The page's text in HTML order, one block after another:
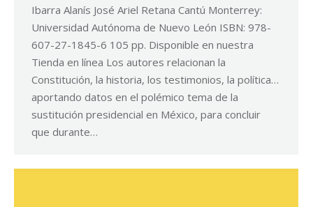
Ibarra Alanís José Ariel Retana Cantú Monterrey:
Universidad Autónoma de Nuevo León ISBN: 978-
607-27-1845-6 105 pp. Disponible en nuestra
Tienda en línea Los autores relacionan la
Constitución, la historia, los testimonios, la política…
aportando datos en el polémico tema de la
sustitución presidencial en México, para concluir
que durante…